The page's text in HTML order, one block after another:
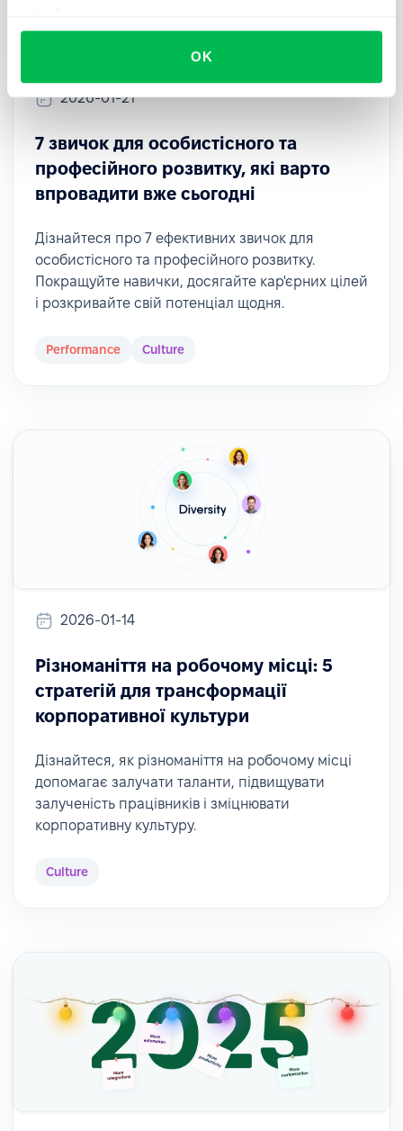
OK
2026-01-21
7 звичок для особистісного та
професійного розвитку, які варто
впровадити вже сьогодні
Дізнайтеся про 7 ефективних звичок для
особистісного та професійного розвитку.
Покращуйте навички, досягайте кар'єрних цілей
і розкривайте свій потенціал щодня.
Performance Culture
2026-01-14
Різноманіття на робочому місці: 5
стратегій для трансформації
корпоративної культури
Дізнайтеся, як різноманіття на робочому місці
допомагає залучати таланти, підвищувати
залученість працівників і зміцнювати
корпоративну культуру.
Culture